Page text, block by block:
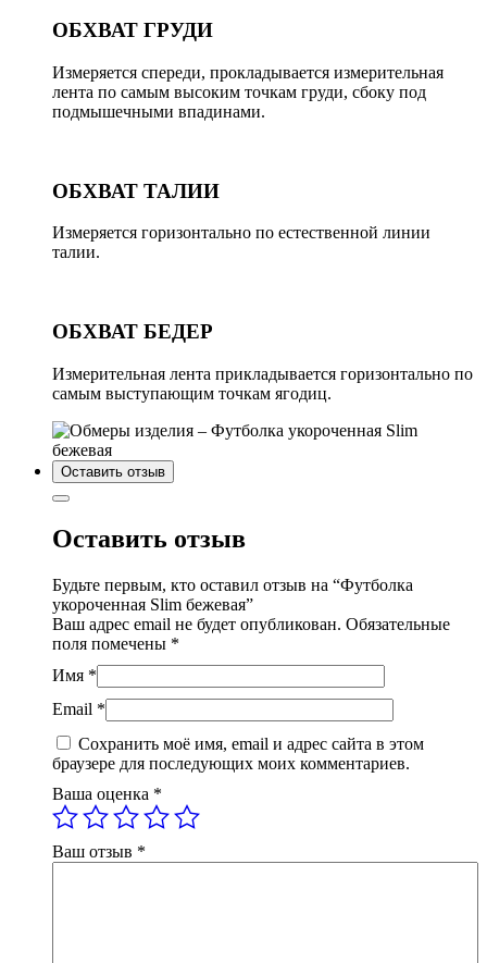
ОБХВАТ ГРУДИ
Измеряется спереди, прокладывается измерительная
лента по самым высоким точкам груди, сбоку под
подмышечными впадинами.
ОБХВАТ ТАЛИИ
Измеряется горизонтально по естественной линии
талии.
ОБХВАТ БЕДЕР
Измерительная лента прикладывается горизонтально по
самым выступающим точкам ягодиц.
Оставить отзыв
Оставить отзыв
Будьте первым, кто оставил отзыв на “Футболка
укороченная Slim бежевая”
Ваш адрес email не будет опубликован. Обязательные
поля помечены *
Имя *
Email *
Сохранить моё имя, email и адрес сайта в этом
браузере для последующих моих комментариев.
Ваша оценка *
Ваш отзыв *